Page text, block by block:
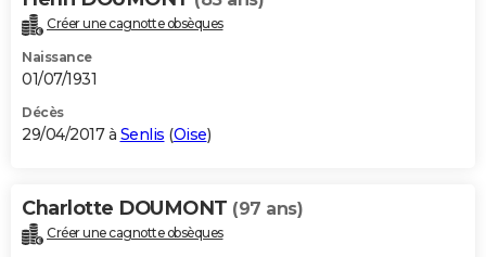
Créer une cagnotte obsèques
Naissance
01/07/1931
Décès
29/04/2017 à Senlis (Oise)
Charlotte DOUMONT (97 ans)
Créer une cagnotte obsèques